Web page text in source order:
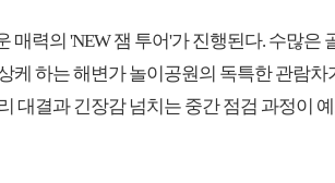
매력의 'NEW 잼 투어'가 진행된다. 수많은
케 하는 해변가 놀이공원의 독특한 관람차
대결과 긴장감 넘치는 중간 점검 과정이